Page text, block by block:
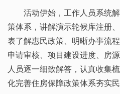
活动伊始，工作人员系统
策体系，讲解演示轮候库注册
表了解惠民政策、明晰办事流
申请审核、项目建设进度、房
人员逐一细致解答，认真收集
化完善住房保障政策体系夯实民